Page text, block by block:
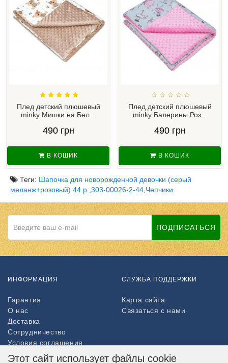
Плед детский плюшевый
minky Мишки на Бел...
490 грн
В КОШИК
Плед детский плюшевый
minky Балерины Роз...
490 грн
В КОШИК
Теги: Шапочка для новорожденной девочки (серый
меланж+розовый) 44 р. 303-00026-2-44 Чепчики
ПОДПИСАТЬСЯ
ИНФОРМАЦИЯ
Гарантия
О нас
Доставка
Сотрудничество
Условия соглашения
Возврат товара
СЛУЖБА ПОДДЕРЖКИ
Карта сайта
Связаться с нами
Этот сайт использует файлы cookie